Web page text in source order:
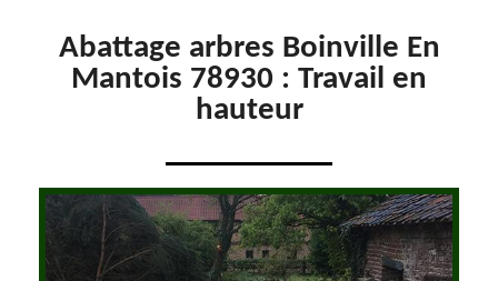
Abattage arbres Boinville En
Mantois 78930 : Travail en
hauteur